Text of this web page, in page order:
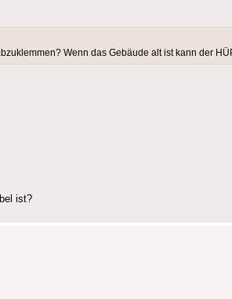
Wenn das Gebäude alt ist kann der
ist?